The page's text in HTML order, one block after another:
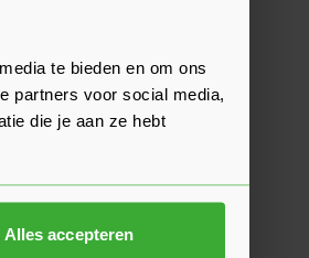
te bieden en om ons
partners voor social media,
die je aan ze hebt
Alles accepteren